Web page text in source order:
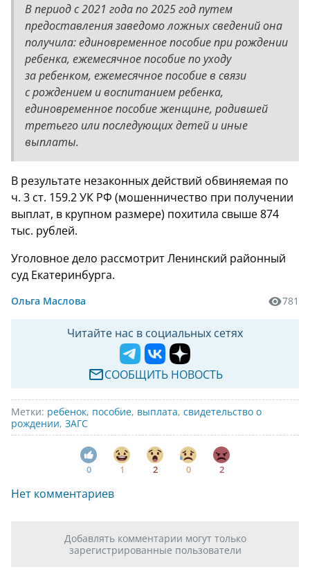
В период с 2021 года по 2025 год путем
предоставления заведомо ложных сведений она
получила: единовременное пособие при рождении
ребенка, ежемесячное пособие по уходу
за ребенком, ежемесячное пособие в связи
с рождением и воспитанием ребенка,
единовременное пособие женщине, родившей
третьего или последующих детей и иные
выплаты.
В результате незаконных действий обвиняемая по
ч. 3 ст. 159.2 УК РФ (мошенничество при получении
выплат, в крупном размере) похитила свыше 874
тыс. рублей.
Уголовное дело рассмотрит Ленинский районный
суд Екатеринбурга.
Ольга Маслова 781
Читайте нас в социальных сетях
СООБЩИТЬ НОВОСТЬ
Метки: ребенок, пособие, выплата, свидетельство о
рождении, ЗАГС
0 1 2 0 2
Нет комментариев
Добавлять комментарии могут только
зарегистрированные пользователи